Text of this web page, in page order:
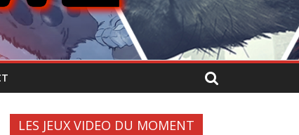
LES JEUX VIDEO DU MOMENT